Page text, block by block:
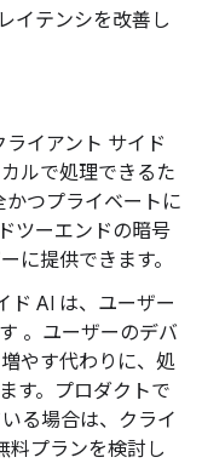
イテンシを改善し
ライアント サイド
ルで処理できるた
つプライベートに
ツーエンドの暗号
に提供できます。
ド AI は、ユーザー
。ユーザーのデバ
やす代わりに、処
す。プロダクトで
る場合は、クライ
料プランを検討し